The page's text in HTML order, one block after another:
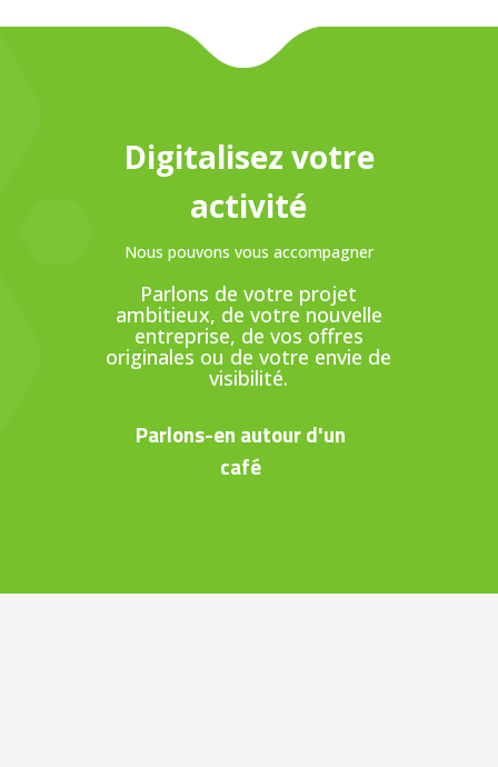
Digitalisez votre
activité
Nous pouvons vous accompagner
Parlons de votre projet
ambitieux, de votre nouvelle
entreprise, de vos offres
originales ou de votre envie de
visibilité.
Parlons-en autour d'un
café